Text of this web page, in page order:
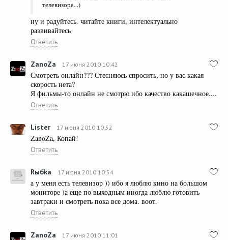
телевизора...)
ну и радуйтесь. читайте книги, интелектуально
развивайтесь
Ответить
ZanoZa 17 июня 2010 10:42
Смотреть онлайн??? Стесняюсь спросить, но у вас какая
скорость нета?
Я фильмы-то онлайн не смотрю ибо качество какашечное....
Ответить
Lister 17 июня 2010 10:52
ZanoZa, Копай!
Ответить
Rыбkа 17 июня 2010 10:54
а у меня есть телевизор )) ибо я люблю кино на большом
мониторе )а еще по выходным иногда люблю готовить
завтраки и смотреть пока все дома. воот.
Ответить
ZanoZa 17 июня 2010 11:01